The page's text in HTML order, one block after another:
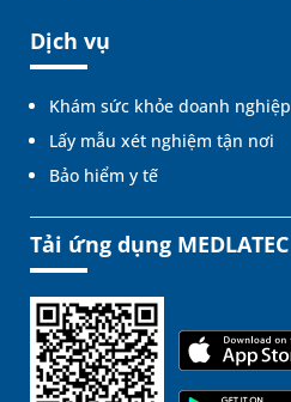
Dịch vụ
Khám sức khỏe doanh nghiệp
Lấy mẫu xét nghiệm tận nơi
Bảo hiểm y tế
Tải ứng dụng MEDLATEC